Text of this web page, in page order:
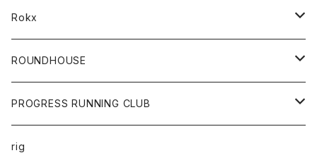
バック
カットソー
カーディガン
ボトムス
ショートパンツ
パンツ
レディース
カットソー
コート
バック
ショートパンツ
Rokx
ボトム
ROUNDHOUSE
エプロン
キッズ
PROGRESS RUNNING CLUB
トップス
rig